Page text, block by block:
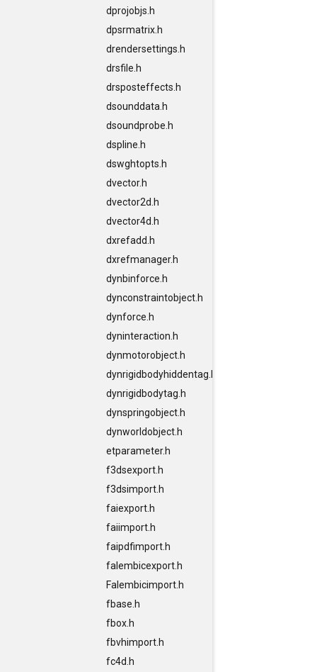
dprojobjs.h
dpsrmatrix.h
drendersettings.h
drsfile.h
drsposteffects.h
dsounddata.h
dsoundprobe.h
dspline.h
dswghtopts.h
dvector.h
dvector2d.h
dvector4d.h
dxrefadd.h
dxrefmanager.h
dynbinforce.h
dynconstraintobject.h
dynforce.h
dyninteraction.h
dynmotorobject.h
dynrigidbodyhiddentag.h
dynrigidbodytag.h
dynspringobject.h
dynworldobject.h
etparameter.h
f3dsexport.h
f3dsimport.h
faiexport.h
faiimport.h
faipdfimport.h
falembicexport.h
Falembicimport.h
fbase.h
fbox.h
fbvhimport.h
fc4d.h